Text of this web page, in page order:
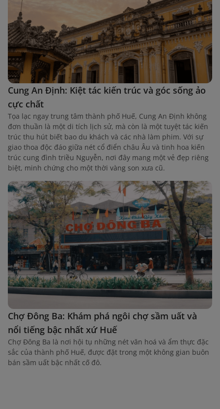
Cung An Định: Kiệt tác kiến trúc và góc sống ảo
cực chất
Tọa lạc ngay trung tâm thành phố Huế, Cung An Định không
đơn thuần là một di tích lịch sử, mà còn là một tuyệt tác kiến
trúc thu hút biết bao du khách và các nhà làm phim. Với sự
giao thoa độc đáo giữa nét cổ điển châu Âu và tinh hoa kiến
trúc cung đình triều Nguyễn, nơi đây mang một vẻ đẹp riêng
biệt, minh chứng cho một thời vàng son xưa cũ.
Chợ Đông Ba: Khám phá ngôi chợ sầm uất và
nổi tiếng bậc nhất xứ Huế
Chợ Đông Ba là nơi hội tụ những nét văn hoá và ẩm thực đặc
sắc của thành phố Huế, được đặt trong một không gian buôn
bán sầm uất bậc nhất cố đô.